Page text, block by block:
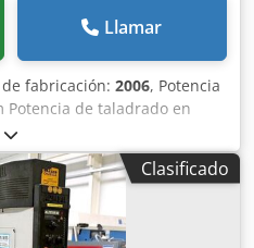
Llamar
de fabricación: 2006, Potencia
Potencia de taladrado en
30 Recorrido del taladro: 150
x 210 mm Saliente: 280 mm
entre el eje y la
MK 4 Diámetro de la
/ 0,2 / 0,3 mm/rev Voltaje:
Clasificado